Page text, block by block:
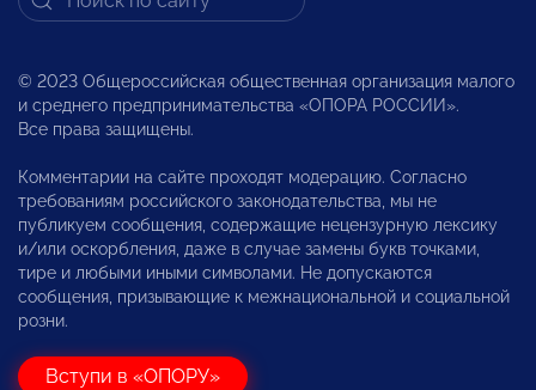
© 2023 Общероссийская общественная организация малого
и среднего предпринимательства «ОПОРА РОССИИ».
Все права защищены.
Комментарии на сайте проходят модерацию. Согласно
требованиям российского законодательства, мы не
публикуем сообщения, содержащие нецензурную лексику
и/или оскорбления, даже в случае замены букв точками,
тире и любыми иными символами. Не допускаются
сообщения, призывающие к межнациональной и социальной
розни.
Вступи в «ОПОРУ»